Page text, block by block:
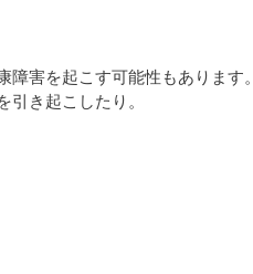
害を起こす可能性もあります。
き起こしたり。